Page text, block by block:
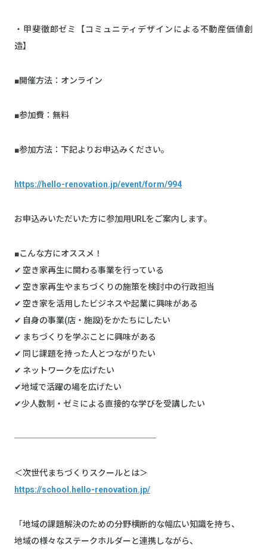
・甲斐徹郎ゼミ【コミュニティデザインによる不動産価値創
造】
■開催方法：オンライン
■参加費：無料
■参加方法：下記よりお申込みください。
https://hello-renovation.jp/event/form/994
お申込みいただいた方に参加用URLをご案内します。
■こんな方にオススメ！
✔︎ 空き家再生に関わる事業を行っている
✔︎ 空き家再生やまちづくりの施策を検討中の行政担当
✔︎ 空き家を活用したビジネスや起業に興味がある
✔︎ 自身の事業(店・施設)をかたちにしたい
✔︎ まちづくりを学ぶことに興味がある
✔︎ 同じ課題を持った人とつながりたい
✔︎ ネットワークを広げたい
✔地域で活躍の場を広げたい
✔少人数制・ゼミによる直接的な学びを受講したい
─────────────────
＜次世代まちづくりスクールとは＞
https://school.hello-renovation.jp/
「地域の課題解決のための分野横断的な幅広い知識を持ち、
地域の様々なステークホルダーと連携しながら、